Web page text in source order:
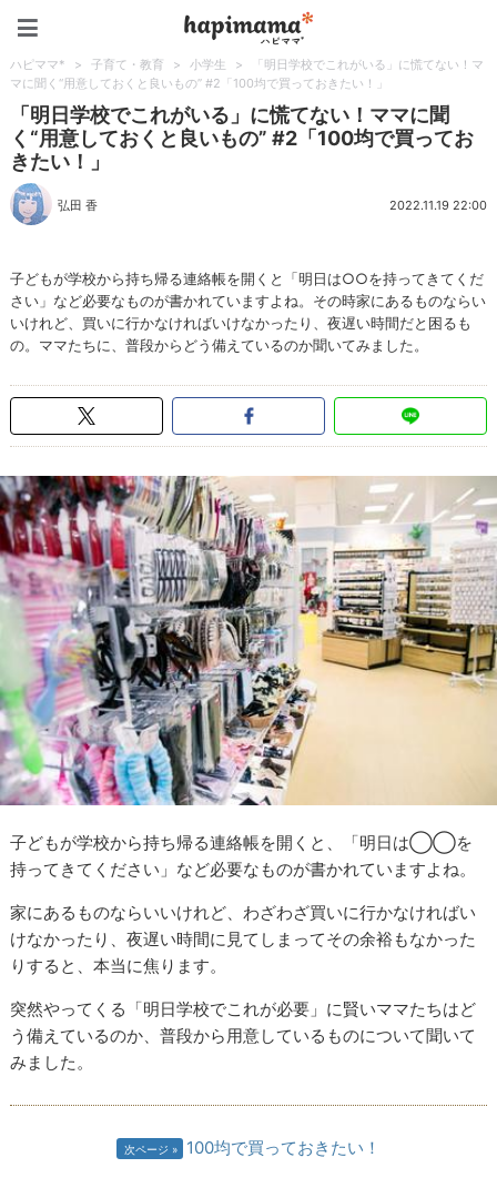
ハピママ* > 子育て・教育 > 小学生 >
「明日学校でこれがいる」に慌てない！マ
マに聞く“用意しておくと良いもの” #2「100均で買っておきたい！」
「明日学校でこれがいる」に慌てない！ママに聞
く“用意しておくと良いもの” #2「100均で買ってお
きたい！」
弘田 香 2022.11.19 22:00
子どもが学校から持ち帰る連絡帳を開くと「明日は○○を持ってきてくだ
さい」など必要なものが書かれていますよね。その時家にあるものならい
いけれど、買いに行かなければいけなかったり、夜遅い時間だと困るも
の。ママたちに、普段からどう備えているのか聞いてみました。
子どもが学校から持ち帰る連絡帳を開くと、「明日は◯◯を
持ってきてください」など必要なものが書かれていますよね。
家にあるものならいいけれど、わざわざ買いに行かなければい
けなかったり、夜遅い時間に見てしまってその余裕もなかった
りすると、本当に焦ります。
突然やってくる「明日学校でこれが必要」に賢いママたちはど
う備えているのか、普段から用意しているものについて聞いて
みました。
次ページ 100均で買っておきたい！